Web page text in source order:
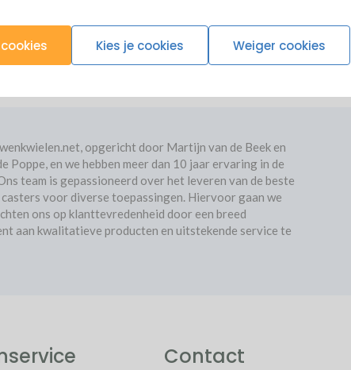
kwaliteit Gratis thuisbezorgd
opgericht door Martijn van de Beek en
Poppe, en we hebben meer dan 10 jaar ervaring in de
team is gepassioneerd over het leveren van de beste
voor diverse toepassingen. Hiervoor gaan we
ons op klanttevredenheid door een breed
aan kwalitatieve producten en uitstekende service te
Contact
Kies je cookies Weiger cookies